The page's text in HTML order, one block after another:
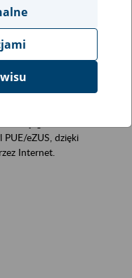
eZUS, dzięki
Internet.